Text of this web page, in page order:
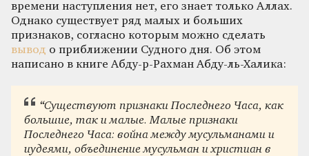
времени наступления нет, его знает только Аллах.
Однако существует ряд малых и больших
признаков, согласно которым можно сделать
вывод о приближении Судного дня. Об этом
написано в книге Абду-р-Рахман Абду-ль-Халика:
“Существуют признаки Последнего Часа, как
большие, так и малые. Малые признаки
Последнего Часа: война между мусульманами и
иудеями, объединение мусульман и христиан в